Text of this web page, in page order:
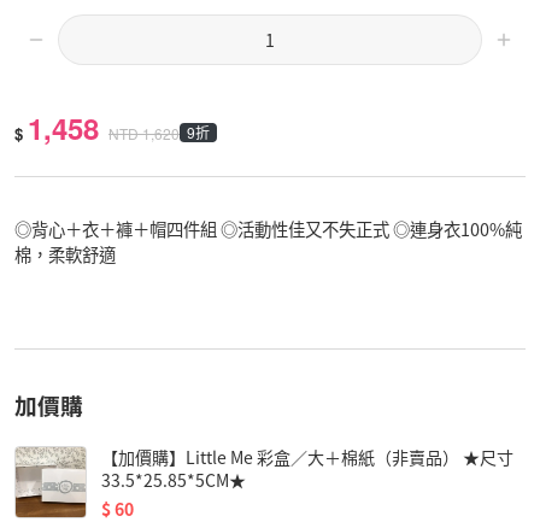
$ 1,458 NTD1,620 9折
◎背心＋衣＋褲＋帽四件組 ◎活動性佳又不失正式 ◎連身衣100%純
棉，柔軟舒適
加價購
【加價購】Little Me 彩盒／大＋棉紙（非賣品） ★尺寸
33.5*25.85*5CM★
$60